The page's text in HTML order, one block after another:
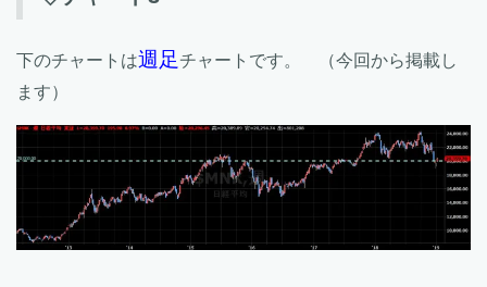
下のチャートは週足 チャートです。 （今回から掲載し
ます）